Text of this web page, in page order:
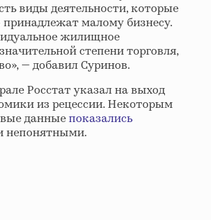
виды деятельности, которые
малому бизнесу.
жилищное
степени торговля,
— добавил Суринов.
Росстат указал на выход
из рецессии. Некоторым
данныепоказались
непонятными.